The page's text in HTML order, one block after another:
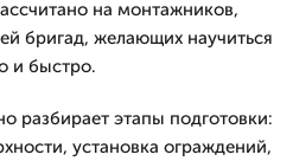
на монтажников,
бригад, желающих научиться
и быстро.
разбирает этапы подготовки:
установка ограждений,